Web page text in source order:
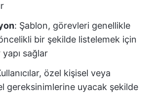
: Şablon, görevleri genellikle
öncelikli bir şekilde listelemek için
yapı sağlar
özel kişisel veya
gereksinimlerine uyacak şekilde